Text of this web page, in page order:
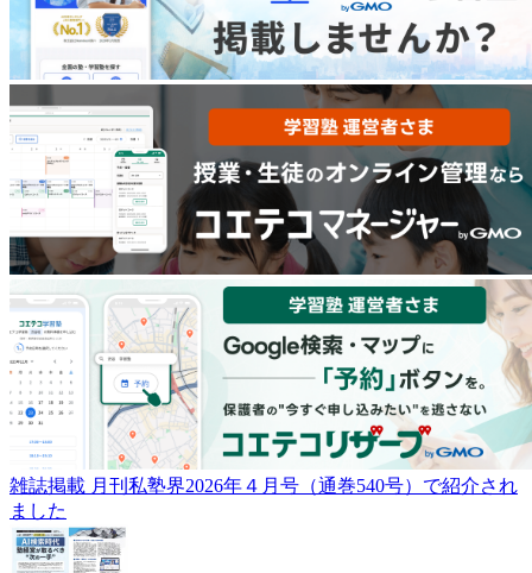
雑誌掲載 月刊私塾界2026年４月号（通巻540号）で紹介され
ました